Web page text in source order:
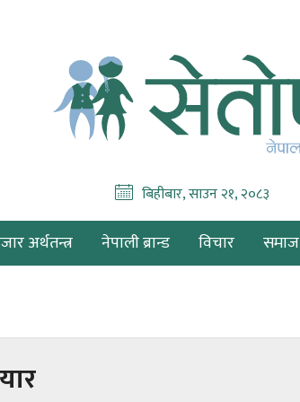
बिहीबार, साउन २१, २०८३
अर्थतन्त्र नेपाली ब्रान्ड विचार समाज